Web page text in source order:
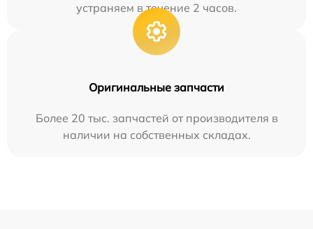
устраняем в течение 2 часов.
Оригинальные запчасти
Более 20 тыс. запчастей от производителя в
наличии на собственных складах.